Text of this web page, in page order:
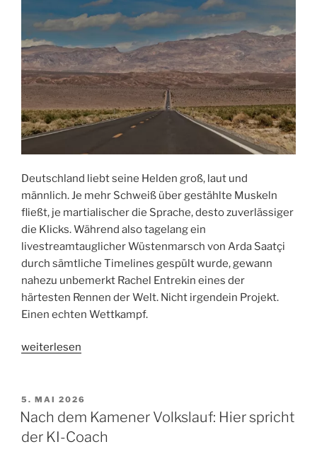
Deutschland liebt seine Helden groß, laut und
männlich. Je mehr Schweiß über gestählte Muskeln
fließt, je martialischer die Sprache, desto zuverlässiger
die Klicks. Während also tagelang ein
livestreamtauglicher Wüstenmarsch von Arda Saatçi
durch sämtliche Timelines gespült wurde, gewann
nahezu unbemerkt Rachel Entrekin eines der
härtesten Rennen der Welt. Nicht irgendein Projekt.
Einen echten Wettkampf.
„Alle
Arda
Saatçi,
kaum
weiterlesen
VERÖFFENTLICHT
AM
5. MAI 2026
Nach dem Kamener Volkslauf: Hier spricht
der KI-Coach